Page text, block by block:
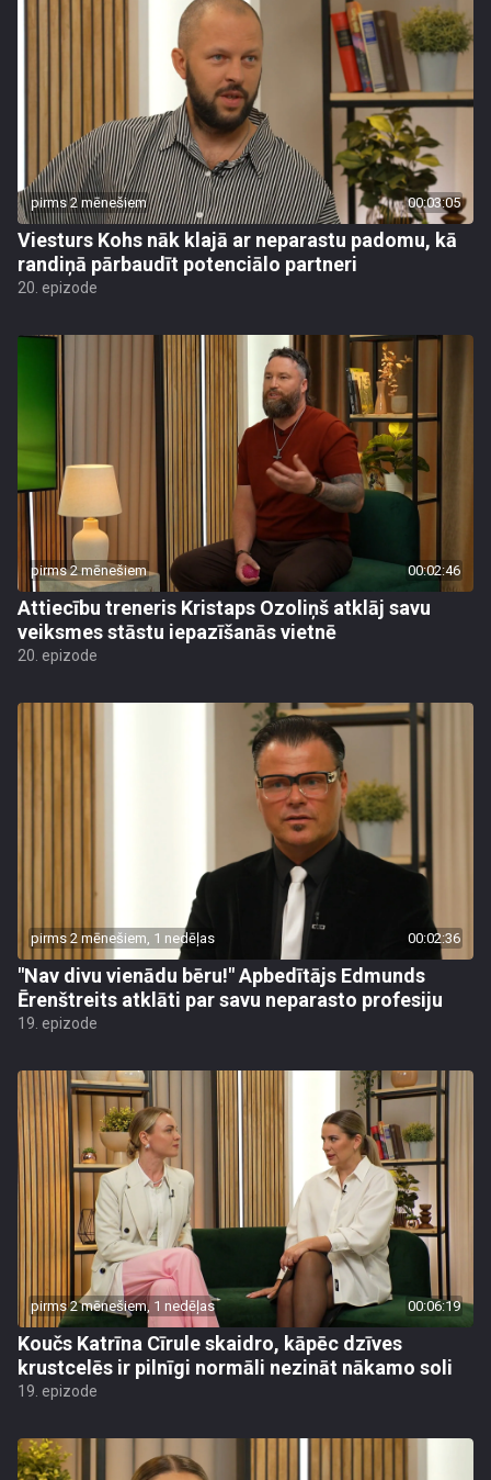
pirms 2 mēnešiem 00:03:05
Viesturs Kohs nāk klajā ar neparastu padomu, kā
randiņā pārbaudīt potenciālo partneri
20. epizode
pirms 2 mēnešiem 00:02:46
Attiecību treneris Kristaps Ozoliņš atklāj savu
veiksmes stāstu iepazīšanās vietnē
20. epizode
pirms 2 mēnešiem, 1 nedēļas 00:02:36
"Nav divu vienādu bēru!" Apbedītājs Edmunds
Ērenštreits atklāti par savu neparasto profesiju
19. epizode
pirms 2 mēnešiem, 1 nedēļas 00:06:19
Koučs Katrīna Cīrule skaidro, kāpēc dzīves
krustcelēs ir pilnīgi normāli nezināt nākamo soli
19. epizode